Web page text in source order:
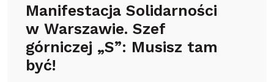
Manifestacja Solidarności
w Warszawie. Szef
górniczej „S”: Musisz tam
być!